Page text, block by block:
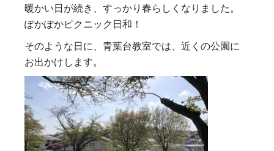
暖かい日が続き、すっかり春らしくなりました。
ぽかぽかピクニック日和！
そのような日に、青葉台教室では、近くの公園に
お出かけします。